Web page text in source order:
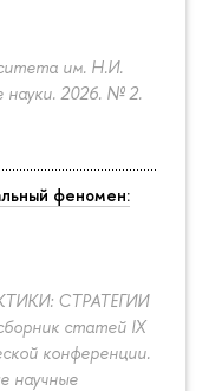
им. Н.И.
науки. 2026. № 2.
феномен:
СТРАТЕГИИ
статей IX
конференции.
научные